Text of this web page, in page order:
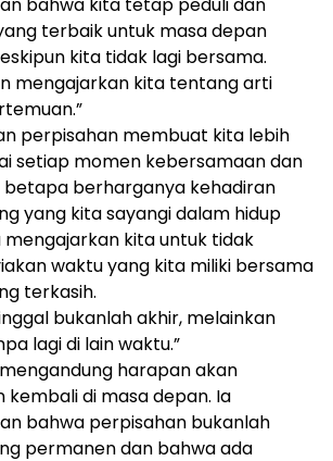
terbaik untuk masa depan
kita tidak lagi bersama.
mengajarkan kita tentang arti
perpisahan membuat kita lebih
setiap momen kebersamaan dan
betapa berharganya kehadiran
yang kita sayangi dalam hidup
mengajarkan kita untuk tidak
waktu yang kita miliki bersama
terkasih.
bukanlah akhir, melainkan
lagi di lain waktu.”
harapan akan
di masa depan. Ia
bahwa perpisahan bukanlah
permanen dan bahwa ada